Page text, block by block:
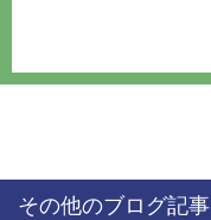
その他のブログ記事